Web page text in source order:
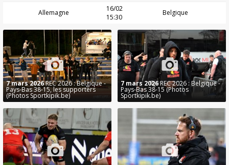
Allemagne
16/02
15:30
Belgique
7 mars 2026REC 2026 : Belgique -
Pays-Bas 38-15, les supporters
(Photos Sportkipik.be)
7 mars 2026REC 2026 : Belgique -
Pays-Bas 38-15 (Photos
Sportkipik.be)